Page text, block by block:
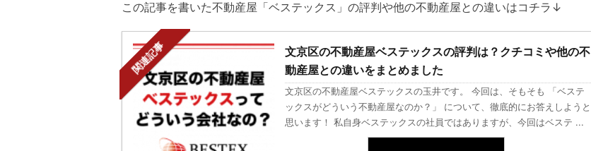
この記事を書いた不動産屋「ベステックス」の評判や他の不動産屋との違いはコチラ↓
関連記事
文京区の不動産屋ベステックスの評判は？クチコミや他の不
動産屋との違いをまとめました
文京区の不動産屋ベステックスの玉井です。 今回は、そもそも 「ベステ
ックスがどういう不動産屋なのか？」 について、徹底的にお答えしようと
思います！ 私自身ベステックスの社員ではありますが、今回はベステ ...